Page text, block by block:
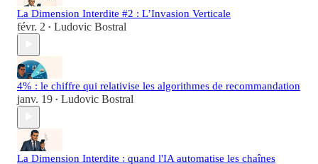
La Dimension Interdite #2 : L’Invasion Verticale
févr. 2 • Ludovic Bostral
4% : le chiffre qui relativise les algorithmes de recommandation
janv. 19 • Ludovic Bostral
La Dimension Interdite : quand l'IA automatise les chaînes